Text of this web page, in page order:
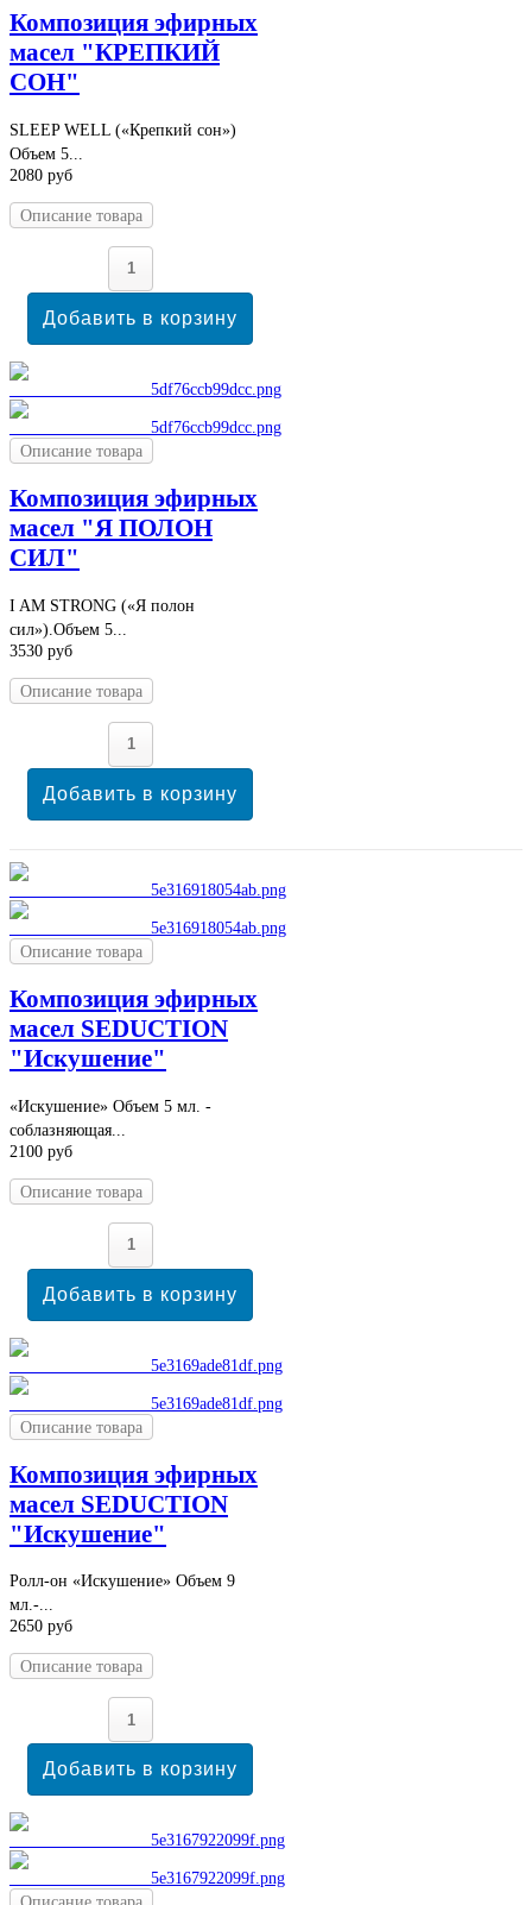
Композиция эфирных
масел "КРЕПКИЙ
СОН"
SLEEP WELL («Крепкий сон»)
Объем 5...
2080 руб
Описание товара
Описание товара
Композиция эфирных
масел "Я ПОЛОН
СИЛ"
I AM STRONG («Я полон
сил»).Объем 5...
3530 руб
Описание товара
Описание товара
Композиция эфирных
масел SEDUCTION
"Искушение"
«Искушение» Объем 5 мл. -
соблазняющая...
2100 руб
Описание товара
Описание товара
Композиция эфирных
масел SEDUCTION
"Искушение"
Ролл-он «Искушение» Объем 9
мл.-...
2650 руб
Описание товара